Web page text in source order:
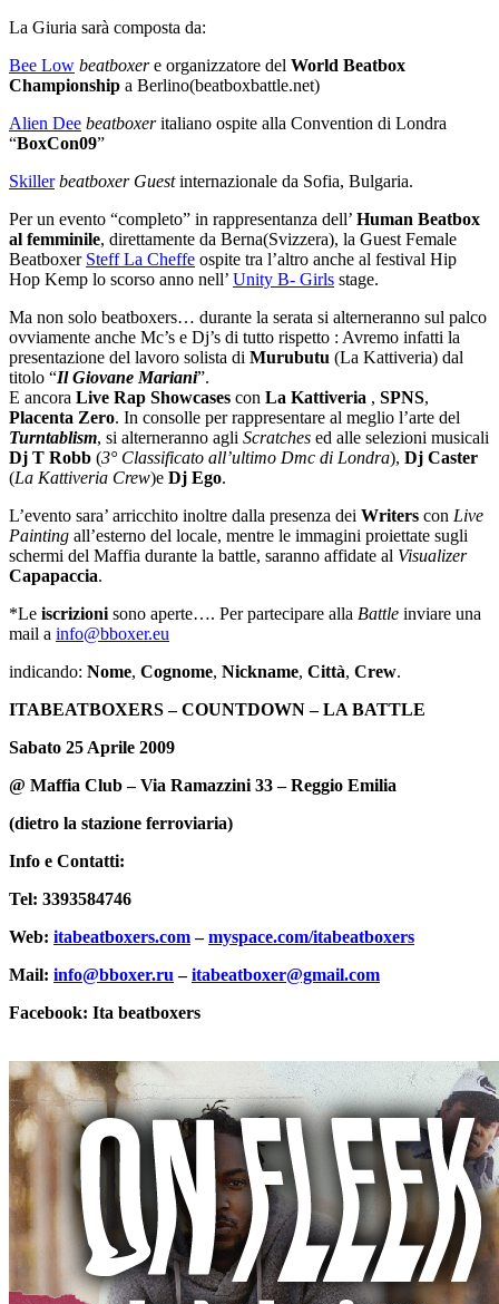
La Giuria sarà composta da:
Bee Low beatboxere organizzatore del World Beatbox
Championship a Berlino(beatboxbattle.net)
Alien Dee beatboxeritaliano ospite alla Convention di Londra
“BoxCon09”
Skiller beatboxer Guestinternazionale da Sofia, Bulgaria.
Per un evento “completo” in rappresentanza dell’ Human Beatbox
al femminile, direttamente da Berna(Svizzera), la Guest Female
Beatboxer Steff La Cheffe ospite tra l’altro anche al festival Hip
Hop Kemp lo scorso anno nell’ Unity B- Girls stage.
Ma non solo beatboxers… durante la serata si alterneranno sul palco
ovviamente anche Mc’s e Dj’s di tutto rispetto : Avremo infatti la
presentazione del lavoro solista di Murubutu (La Kattiveria) dal
titolo “Il Giovane Mariani”.
E ancora Live Rap Showcases con La Kattiveria , SPNS,
Placenta Zero. In consolle per rappresentare al meglio l’arte del
Turntablism, si alterneranno agli Scratches ed alle selezioni musicali
Dj T Robb (3° Classificato all’ultimo Dmc di Londra), Dj Caster
(La Kattiveria Crew)e Dj Ego.
L’evento sara’ arricchito inoltre dalla presenza dei Writers con Live
Painting all’esterno del locale, mentre le immagini proiettate sugli
schermi del Maffia durante la battle, saranno affidate al Visualizer
Capapaccia.
*Le iscrizioni sono aperte…. Per partecipare alla Battle inviare una
mail a info@bboxer.eu
indicando: Nome, Cognome, Nickname, Città, Crew.
ITABEATBOXERS – COUNTDOWN – LA BATTLE
Sabato 25 Aprile 2009
@ Maffia Club – Via Ramazzini 33 – Reggio Emilia
(dietro la stazione ferroviaria)
Info e Contatti:
Tel: 3393584746
Web: itabeatboxers.com–myspace.com/itabeatboxers
Mail: info@bboxer.ru –itabeatboxer@gmail.com
Facebook: Ita beatboxers